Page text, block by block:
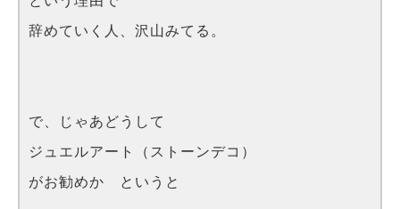
辞めていく人、沢山みてる。
で、じゃあどうして
ジュエルアート（ストーンデコ）
がお勧めか というと